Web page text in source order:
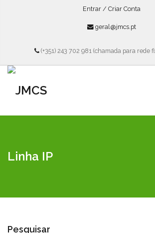
Entrar / Criar Conta
geral@jmcs.pt
(+351) 243 702 981 (chamada para rede
Linha IP
Pesquisar